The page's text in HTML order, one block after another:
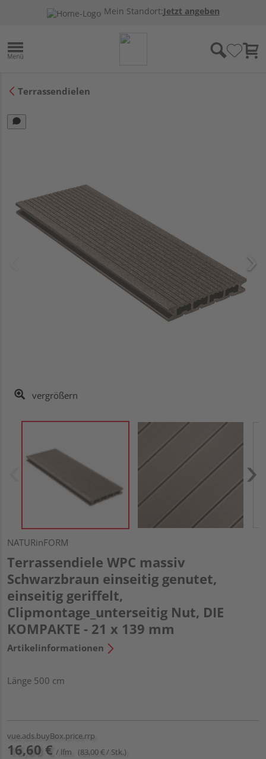
Mein Standort:Jetzt angeben
Terrassendielen
vergrößern
NATURinFORM
Terrassendiele WPC massiv
Schwarzbraun einseitig genutet,
einseitig geriffelt,
Clipmontage_unterseitig Nut, DIE
KOMPAKTE - 21 x 139 mm
Artikelinformationen
Länge 500 cm
vue.ads.buyBox.price.rrp
16,60 € / lfm (83,00 € / Stk.)